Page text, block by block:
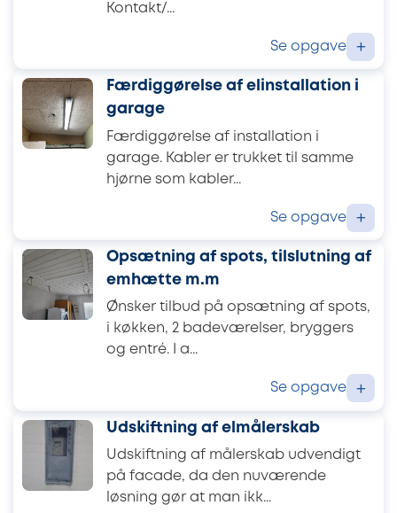
Kontakt/...
Se opgave +
Færdiggørelse af elinstallation i
garage
Færdiggørelse af installation i
garage. Kabler er trukket til samme
hjørne som kabler...
Se opgave +
Opsætning af spots, tilslutning af
emhætte m.m
Ønsker tilbud på opsætning af spots,
i køkken, 2 badeværelser, bryggers
og entré. I a...
Se opgave +
Udskiftning af elmålerskab
Udskiftning af målerskab udvendigt
på facade, da den nuværende
løsning gør at man ikk...